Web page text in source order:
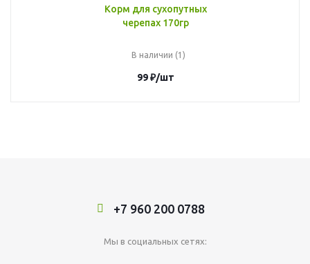
Корм для сухопутных
черепах 170гр
В наличии (1)
99₽/шт
+7 960 200 0788
Мы в социальных сетях: